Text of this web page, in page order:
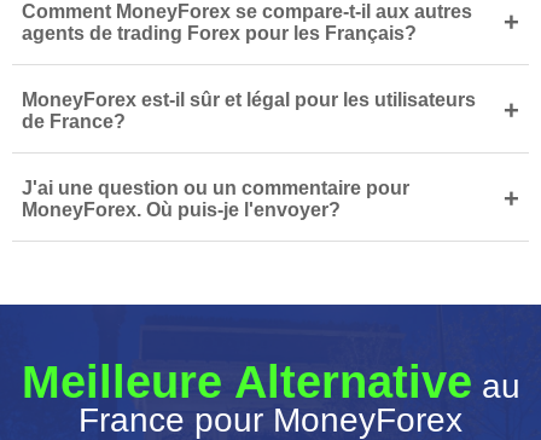
Comment MoneyForex se compare-t-il aux autres
agents de trading Forex pour les Français?
+
MoneyForex est-il sûr et légal pour les utilisateurs
de France?
+
J'ai une question ou un commentaire pour
MoneyForex. Où puis-je l'envoyer?
+
Meilleure Alternative au
France pour MoneyForex